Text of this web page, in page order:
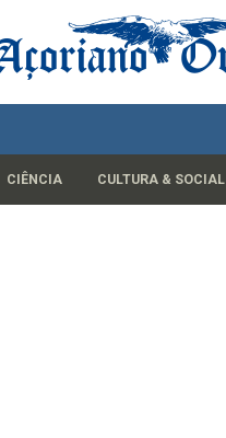
CIÊNCIA CULTURA & SOCIAL